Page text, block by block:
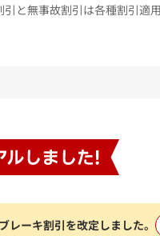
と無事故割引は各種割引適
レーキ割引を改定しました。